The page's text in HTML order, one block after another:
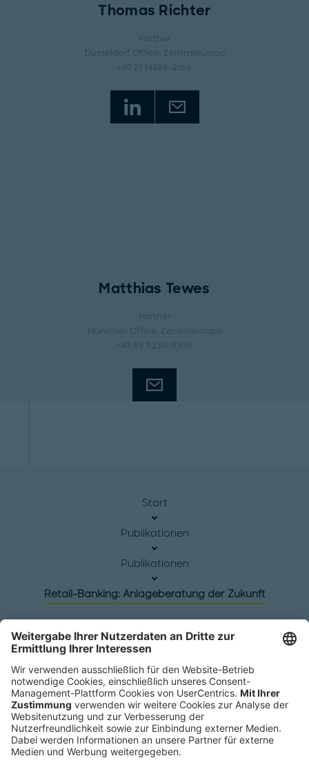
Thomas Richter
Partner
Düsseldorf Office
, Zentraleuropa
+49 21 14389-2166
Matthias Tewes
Partner
München Office
, Zentraleuropa
+49 89 9230-8396
Start
Publikationen
Publikationen
Retail-Banking: Anlageberatung der Zukunft
Hauptsitz
Roland Berger GmbH
Sederanger 1
80538 München
Deutschland